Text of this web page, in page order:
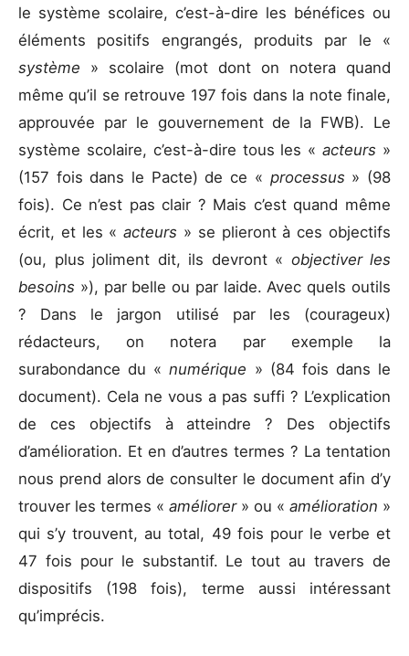
le système scolaire, c’est-à-dire les bénéfices ou
éléments positifs engrangés, produits par le «
système » scolaire (mot dont on notera quand
même qu’il se retrouve 197 fois dans la note finale,
approuvée par le gouvernement de la FWB). Le
système scolaire, c’est-à-dire tous les «acteurs »
(157 fois dans le Pacte) de ce « processus » (98
fois). Ce n’est pas clair ? Mais c’est quand même
écrit, et les «acteurs » se plieront à ces objectifs
(ou, plus joliment dit, ils devront « objectiver les
besoins »), par belle ou par laide. Avec quels outils
? Dans le jargon utilisé par les (courageux)
rédacteurs, on notera par exemple la
surabondance du «numérique » (84 fois dans le
document). Cela ne vous a pas suffi ? L’explication
de ces objectifs à atteindre ? Des objectifs
d’amélioration. Et en d’autres termes ? La tentation
nous prend alors de consulter le document afin d’y
trouver les termes « améliorer » ou « amélioration »
qui s’y trouvent, au total, 49 fois pour le verbe et
47 fois pour le substantif. Le tout au travers de
dispositifs (198 fois), terme aussi intéressant
qu’imprécis.